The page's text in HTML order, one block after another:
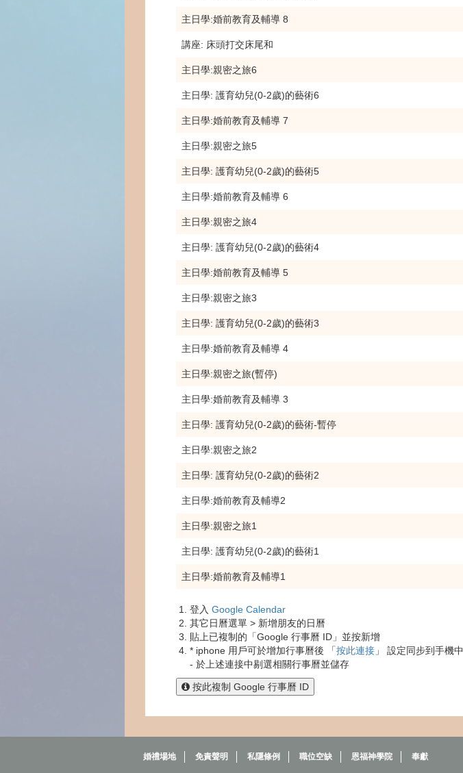
主日學:婚前教育及輔導 8
講座: 床頭打交床尾和
主日學:親密之旅6
主日學: 護育幼兒(0-2歲)的藝術6
主日學:婚前教育及輔導 7
主日學:親密之旅5
主日學: 護育幼兒(0-2歲)的藝術5
主日學:婚前教育及輔導 6
主日學:親密之旅4
主日學: 護育幼兒(0-2歲)的藝術4
主日學:婚前教育及輔導 5
主日學:親密之旅3
主日學: 護育幼兒(0-2歲)的藝術3
主日學:婚前教育及輔導 4
主日學:親密之旅(暫停)
主日學:婚前教育及輔導 3
主日學: 護育幼兒(0-2歲)的藝術-暫停
主日學:親密之旅2
主日學: 護育幼兒(0-2歲)的藝術2
主日學:婚前教育及輔導2
主日學:親密之旅1
主日學: 護育幼兒(0-2歲)的藝術1
主日學:婚前教育及輔導1
登入 Google Calendar
其它日曆選單 > 新增朋友的日曆
貼上已複制的「Google 行事曆 ID」並按新增
* iphone 用戶可於增加行事曆後 「按此連接 」 設定同步到手機中
- 於上述連接中剔選相關行事曆並儲存
按此複制 Google 行事曆 ID
婚禮場地 免責聲明 私隱條例 職位空缺 恩福神學院 奉獻